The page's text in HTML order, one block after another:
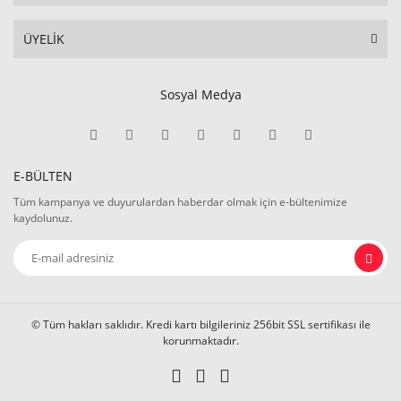
ÜYELİK
Sosyal Medya
E-BÜLTEN
Tüm kampanya ve duyurulardan haberdar olmak için e-bültenimize
kaydolunuz.
© Tüm hakları saklıdır. Kredi kartı bilgileriniz 256bit SSL sertifikası ile
korunmaktadır.